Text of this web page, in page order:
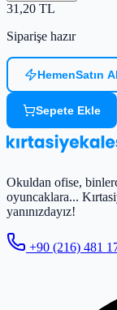
31,20 TL
Siparişe hazır
HemenSatın Al
Sepete Ekle
Okuldan ofise,
oyuncaklara...
yanınızdayız!
+90 (216) 481